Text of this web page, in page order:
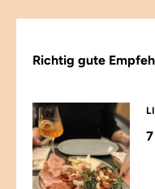
Richtig gute